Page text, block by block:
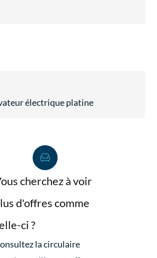
électrique platine
cherchez à voir
d'offres comme
ci ?
la circulaire